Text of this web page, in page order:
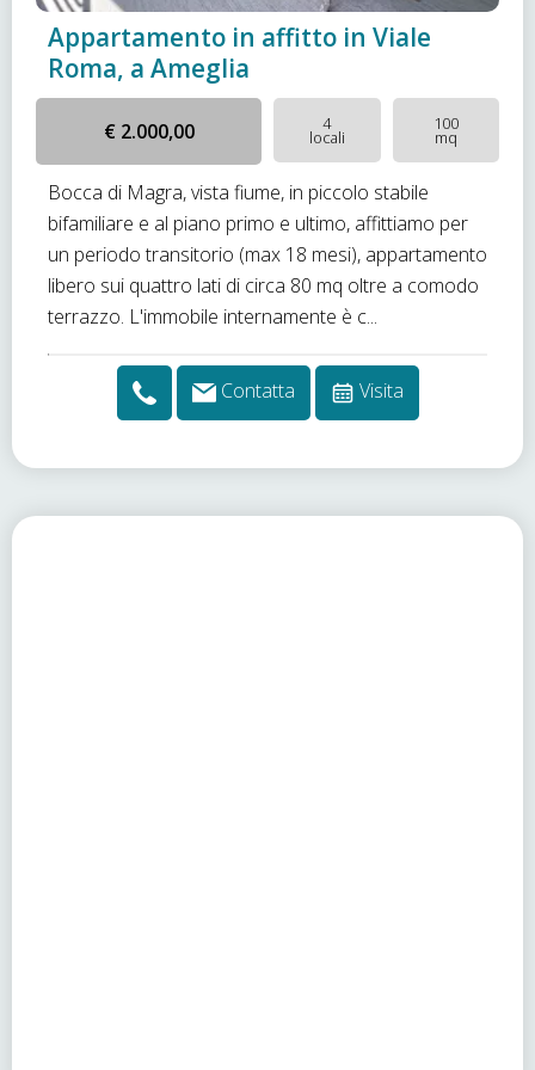
Appartamento in affitto in Viale
Roma, a Ameglia
€ 2.000,00 4
locali
100
mq
Bocca di Magra, vista fiume, in piccolo stabile
bifamiliare e al piano primo e ultimo, affittiamo per
un periodo transitorio (max 18 mesi), appartamento
libero sui quattro lati di circa 80 mq oltre a comodo
terrazzo. L'immobile internamente è c...
Contatta Visita